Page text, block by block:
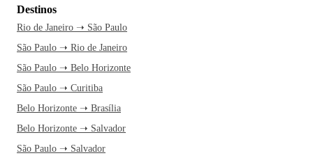
Destinos
Rio de Janeiro ➝ São Paulo
São Paulo ➝ Rio de Janeiro
São Paulo ➝ Belo Horizonte
São Paulo ➝ Curitiba
Belo Horizonte ➝ Brasília
Belo Horizonte ➝ Salvador
São Paulo ➝ Salvador